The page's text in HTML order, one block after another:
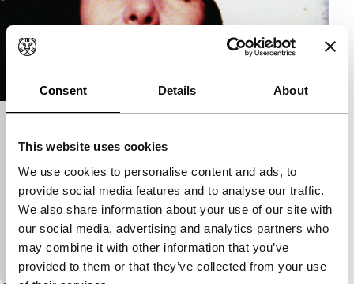
Consent Details About
This website uses cookies
We use cookies to personalise content and ads, to
provide social media features and to analyse our traffic.
We also share information about your use of our site with
our social media, advertising and analytics partners who
may combine it with other information that you’ve
provided to them or that they’ve collected from your use
Cinema Regained
Een uitgelaten audiovisuele mix waarin de regisseur
‘nadrukkelijk de verborgen orde zoekt in het
toevallige’. De film toont het geëxalteerde gelaat van
vrouw die diep…